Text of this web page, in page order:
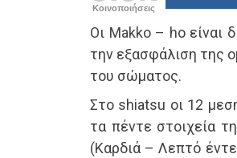
Κοινοποιήσεις
Οι Makko – ho είναι
την εξασφάλιση της
του σώματος.
Στο shiatsu οι 12
τα πέντε στοιχεία
(Καρδιά – Λεπτό